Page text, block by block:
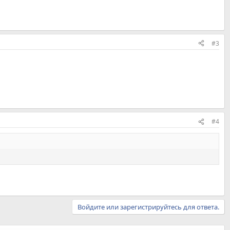
#3
#4
Войдите или зарегистрируйтесь для ответа.